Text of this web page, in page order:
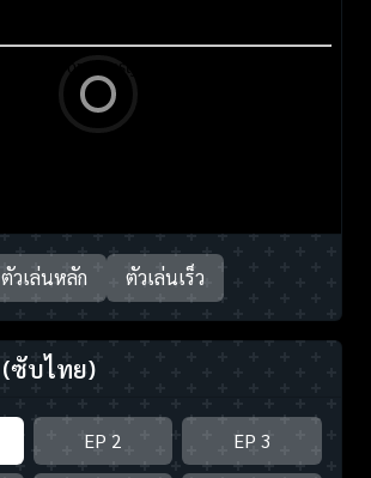
ตัวเล่นหลัก ตัวเล่นเร็ว
(ซับไทย)
EP 2 EP 3